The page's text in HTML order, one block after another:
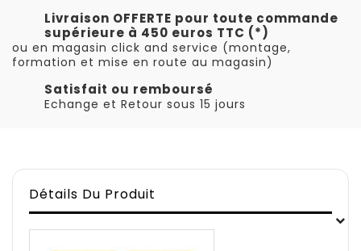
Livraison OFFERTE pour toute commande
supérieure à 450 euros TTC (*)
ou en magasin click and service (montage,
formation et mise en route au magasin)
Satisfait ou remboursé
Echange et Retour sous 15 jours
Détails Du Produit